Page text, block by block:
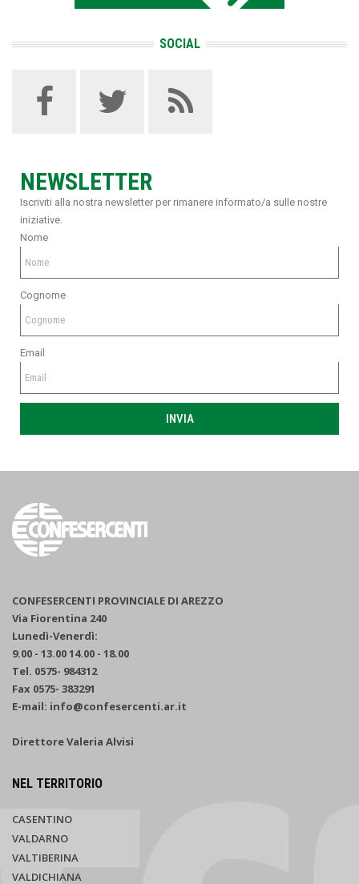
SOCIAL
NEWSLETTER
Iscriviti alla nostra newsletter per rimanere informato/a sulle nostre
iniziative.
Nome
Cognome
Email
INVIA
CONFESERCENTI PROVINCIALE DI AREZZO
Via Fiorentina 240
Lunedì-Venerdì:
9.00 - 13.00 14.00 - 18.00
Tel. 0575- 984312
Fax 0575- 383291
E-mail: info@confesercenti.ar.it
Direttore Valeria Alvisi
NEL TERRITORIO
CASENTINO
VALDARNO
VALTIBERINA
VALDICHIANA